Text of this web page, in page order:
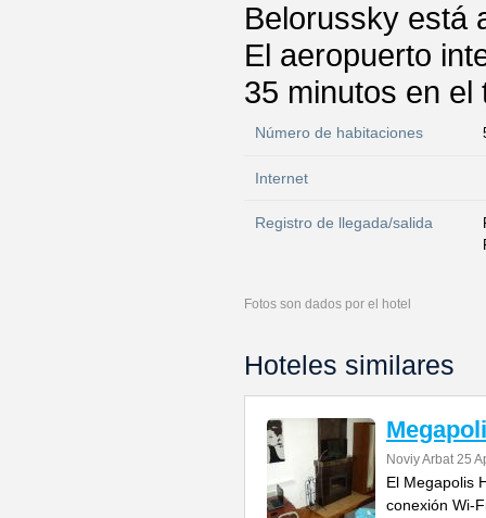
Belorussky está
El aeropuerto
35 minutos en el
Número de habitaciones
Internet
Registro de llegada/salida
Fotos son dados por el hotel
Hoteles similares
Noviy Arbat 25
El Megapolis
conexión Wi-